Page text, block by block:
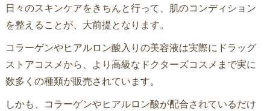
日々のスキンケアをきちんと行って、肌のコンディション
を整えることが、大前提となります。
コラーゲンやヒアルロン酸入りの美容液は実際にドラッグ
ストアコスメから、より高級なドクターズコスメまで実に
数多くの種類が販売されています。
しかも、コラーゲンやヒアルロン酸が配合されているだけ